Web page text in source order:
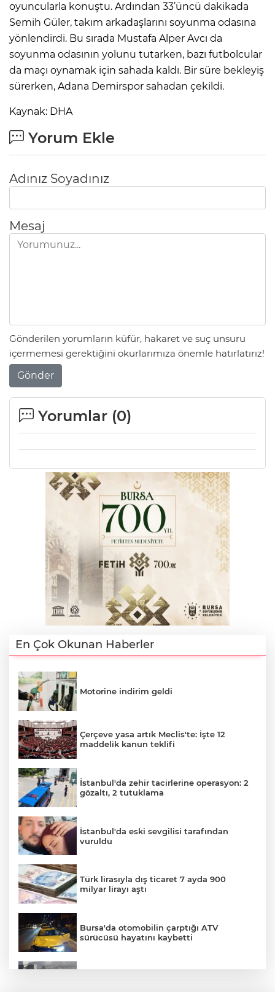
oyuncularla konuştu. Ardından 33’üncü dakikada
Semih Güler, takım arkadaşlarını soyunma odasına
yönlendirdi. Bu sırada Mustafa Alper Avcı da
soyunma odasının yolunu tutarken, bazı futbolcular
da maçı oynamak için sahada kaldı. Bir süre bekleyiş
sürerken, Adana Demirspor sahadan çekildi.
Kaynak: DHA
Yorum Ekle
Adınız Soyadınız
Mesaj
Gönderilen yorumların küfür, hakaret ve suç unsuru
içermemesi gerektiğini okurlarımıza önemle hatırlatırız!
Gönder
Yorumlar (0)
En Çok Okunan Haberler
Motorine indirim geldi
Çerçeve yasa artık Meclis'te: İşte 12
maddelik kanun teklifi
İstanbul'da zehir tacirlerine operasyon: 2
gözaltı, 2 tutuklama
İstanbul'da eski sevgilisi tarafından
vuruldu
Türk lirasıyla dış ticaret 7 ayda 900
milyar lirayı aştı
Bursa'da otomobilin çarptığı ATV
sürücüsü hayatını kaybetti